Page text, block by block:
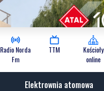
Radio Norda
Fm
TTM
Kościoły
online
Elektrownia atomowa